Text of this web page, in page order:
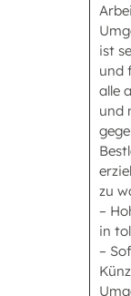
ist
und
alle
und
zu
–
in
–